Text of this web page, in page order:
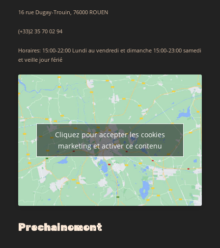
16 rue Dugay-Trouin, 76000 ROUEN
(+33)2 35 70 02 94
Horaires: 15:00-22:00 Lundi au vendredi et dimanche 15:00-23:00 samedi
et veille jour férié
Cliquez pour accepter les cookies
marketing et activer ce contenu
Prochainement